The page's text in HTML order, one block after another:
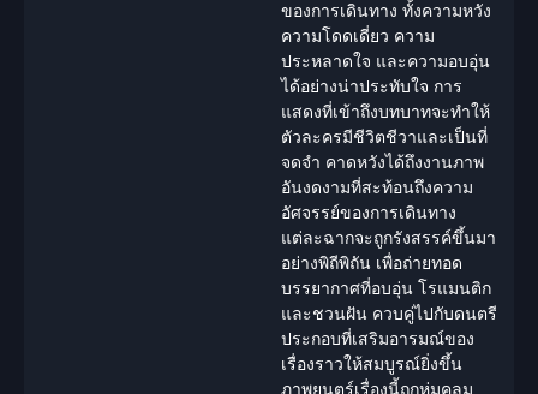
ของการเดินทาง ทั้งความหวัง
ความโดดเดี่ยว ความ
ประหลาดใจ และความอบอุ่น
ได้อย่างน่าประทับใจ การ
แสดงที่เข้าถึงบทบาทจะทำให้
ตัวละครมีชีวิตชีวาและเป็นที่
จดจำ คาดหวังได้ถึงงานภาพ
อันงดงามที่สะท้อนถึงความ
อัศจรรย์ของการเดินทาง
แต่ละฉากจะถูกรังสรรค์ขึ้นมา
อย่างพิถีพิถัน เพื่อถ่ายทอด
บรรยากาศที่อบอุ่น โรแมนติก
และชวนฝัน ควบคู่ไปกับดนตรี
ประกอบที่เสริมอารมณ์ของ
เรื่องราวให้สมบูรณ์ยิ่งขึ้น
ภาพยนตร์เรื่องนี้ถูกห่มคลุม